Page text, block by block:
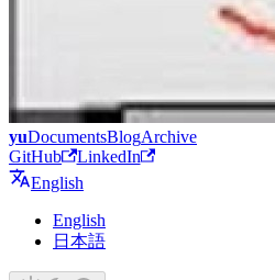
yuDocumentsBlogArchive
GitHub
LinkedIn
English
English
日本語